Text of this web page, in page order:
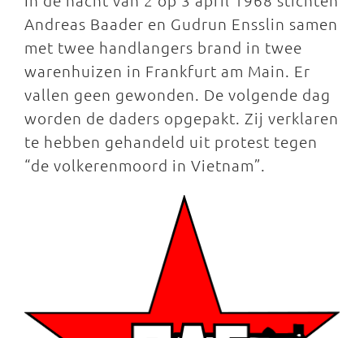
Andreas Baader en Gudrun Ensslin samen
met twee handlangers brand in twee
warenhuizen in Frankfurt am Main. Er
vallen geen gewonden. De volgende dag
worden de daders opgepakt. Zij verklaren
te hebben gehandeld uit protest tegen
“de volkerenmoord in Vietnam”.